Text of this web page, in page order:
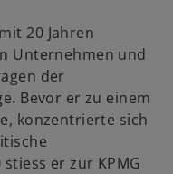
20 Jahren
Unternehmen und
der
Bevor er zu einem
konzentrierte sich
er zur KPMG